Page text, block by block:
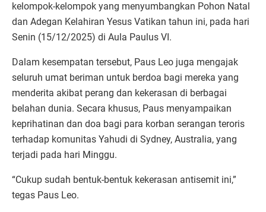
kelompok-kelompok yang menyumbangkan Pohon Natal
dan Adegan Kelahiran Yesus Vatikan tahun ini, pada hari
Senin (15/12/2025) di Aula Paulus VI.
Dalam kesempatan tersebut, Paus Leo juga mengajak
seluruh umat beriman untuk berdoa bagi mereka yang
menderita akibat perang dan kekerasan di berbagai
belahan dunia. Secara khusus, Paus menyampaikan
keprihatinan dan doa bagi para korban serangan teroris
terhadap komunitas Yahudi di Sydney, Australia, yang
terjadi pada hari Minggu.
“Cukup sudah bentuk-bentuk kekerasan antisemit ini,”
tegas Paus Leo.